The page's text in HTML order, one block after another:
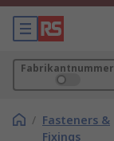
Fabrikantnummer
/ Fasteners &
Fixings